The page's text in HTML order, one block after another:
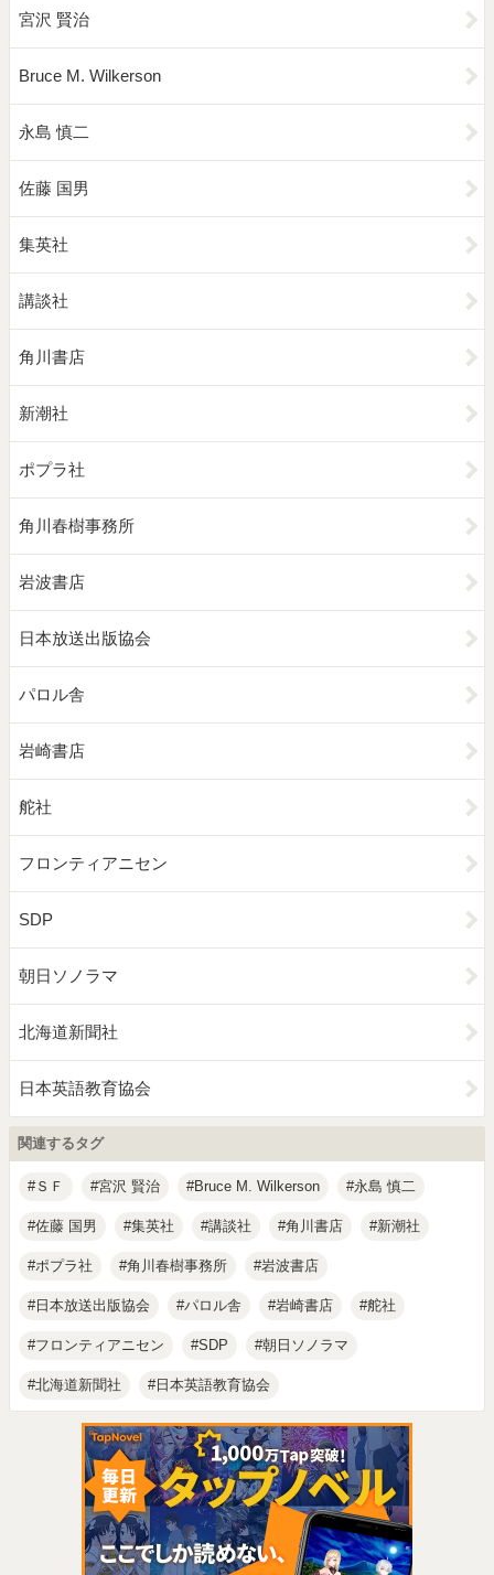
宮沢 賢治
Bruce M. Wilkerson
永島 慎二
佐藤 国男
集英社
講談社
角川書店
新潮社
ポプラ社
角川春樹事務所
岩波書店
日本放送出版協会
パロル舎
岩崎書店
舵社
フロンティアニセン
SDP
朝日ソノラマ
北海道新聞社
日本英語教育協会
関連するタグ
ＳＦ 宮沢 賢治 Bruce M. Wilkerson 永島 慎二
佐藤 国男 集英社 講談社 角川書店 新潮社
ポプラ社 角川春樹事務所 岩波書店
日本放送出版協会 パロル舎 岩崎書店 舵社
フロンティアニセン SDP 朝日ソノラマ
北海道新聞社 日本英語教育協会